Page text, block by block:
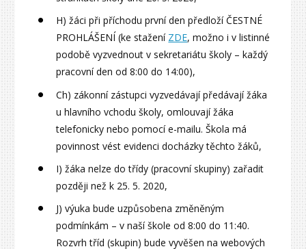
H) žáci při příchodu první den předloží ČESTNÉ
PROHLÁŠENÍ (ke stažení ZDE, možno i v listinné
podobě vyzvednout v sekretariátu školy – každý
pracovní den od 8:00 do 14:00),
Ch) zákonní zástupci vyzvedávají předávají žáka
u hlavního vchodu školy, omlouvají žáka
telefonicky nebo pomocí e-mailu. Škola má
povinnost vést evidenci docházky těchto žáků,
I) žáka nelze do třídy (pracovní skupiny) zařadit
později než k 25. 5. 2020,
J) výuka bude uzpůsobena změněným
podmínkám – v naší škole od 8:00 do 11:40.
Rozvrh tříd (skupin) bude vyvěšen na webových